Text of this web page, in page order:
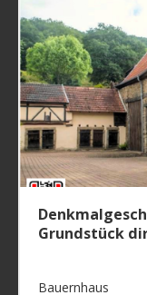
Grundstück
Bauernhaus